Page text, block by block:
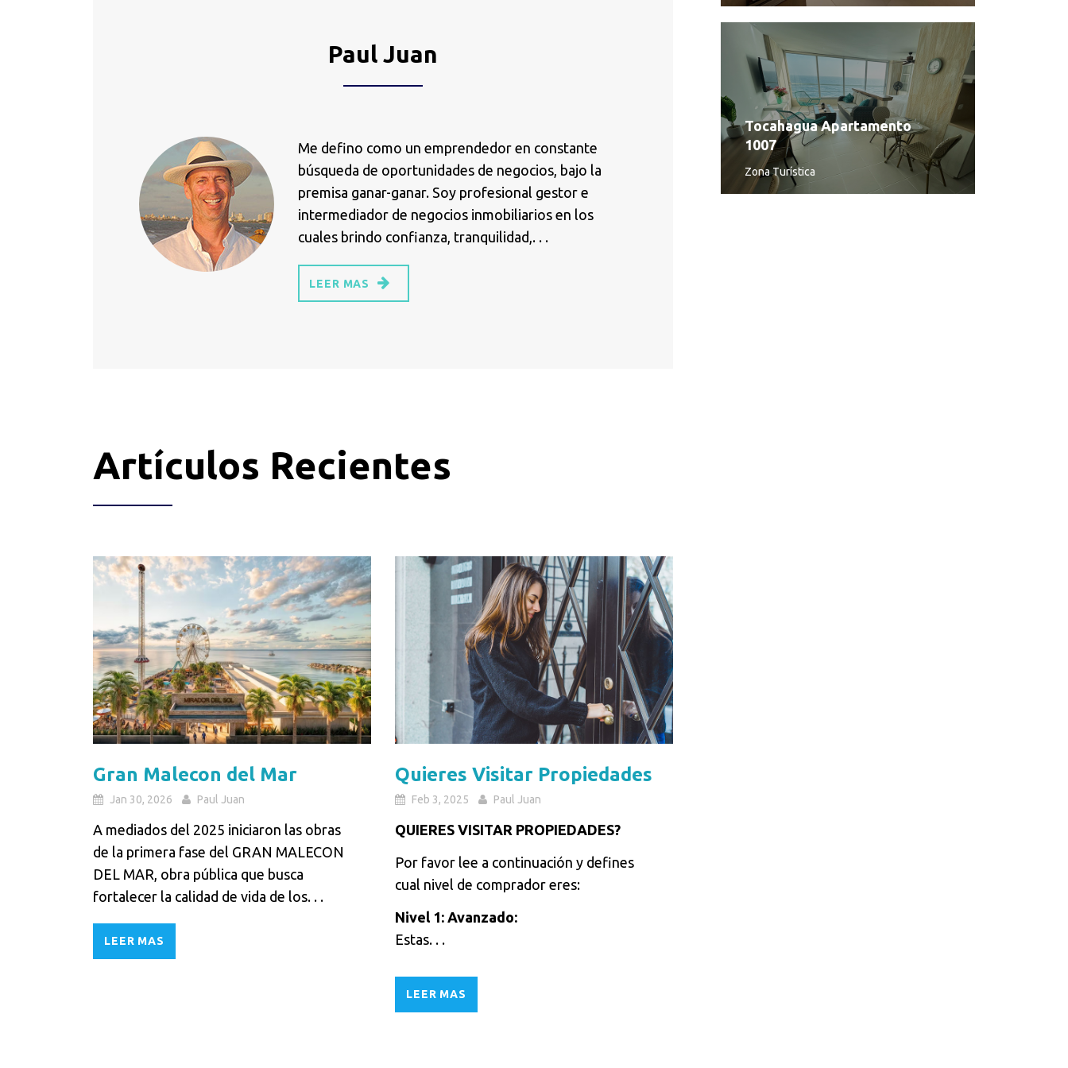
Paul Juan
Me defino como un emprendedor en constante
búsqueda de oportunidades de negocios, bajo la
premisa ganar-ganar. Soy profesional gestor e
intermediador de negocios inmobiliarios en los
cuales brindo confianza, tranquilidad,. . .
LEER MAS
Artículos Recientes
Gran Malecon del Mar
Jan 30, 2026 Paul Juan
A mediados del 2025 iniciaron las obras
de la primera fase del GRAN MALECON
DEL MAR, obra pública que busca
fortalecer la calidad de vida de los. . .
LEER MAS
Quieres Visitar Propiedades
Feb 3, 2025 Paul Juan
QUIERES VISITAR PROPIEDADES?
Por favor lee a continuación y defines
cual nivel de comprador eres:
Nivel 1: Avanzado:
Estas. . .
LEER MAS
Tocahagua Apartamento
1007
Zona Turística